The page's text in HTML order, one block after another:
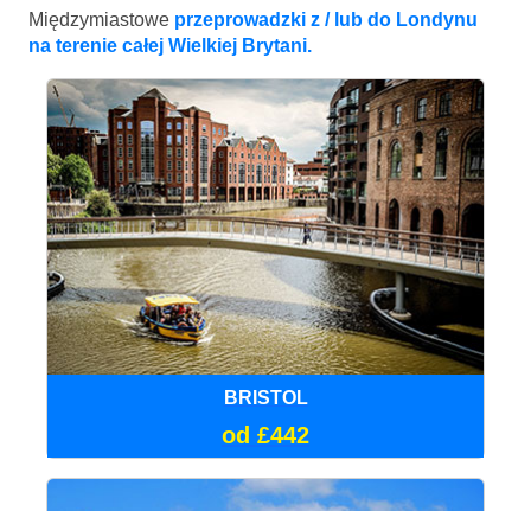
Międzymiastowe przeprowadzki z / lub do Londynu
na terenie całej Wielkiej Brytani.
BRISTOL
od £442